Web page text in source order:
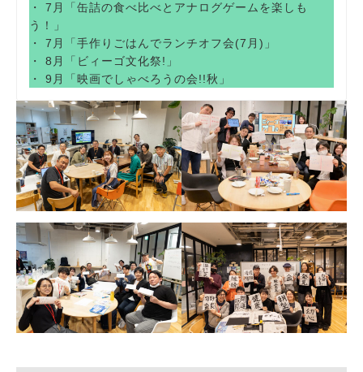
・ 7月「缶詰の食べ比べとアナログゲームを楽しも
う！」
・ 7月「手作りごはんでランチオフ会(7月)」
・ 8月「ビィーゴ文化祭!」
・ 9月「映画でしゃべろうの会!!秋」